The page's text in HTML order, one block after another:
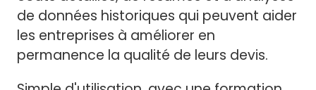
de données historiques qui peuvent aider
les entreprises à améliorer en
permanence la qualité de leurs devis.